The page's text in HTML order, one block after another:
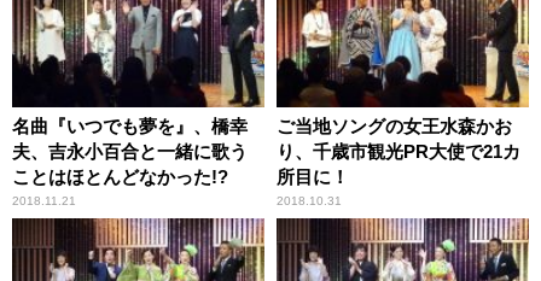
名曲『いつでも夢を』、橋幸
夫、吉永小百合と一緒に歌う
ことはほとんどなかった!?
2018.11.21
ご当地ソングの女王水森かお
り、千歳市観光PR大使で21カ
所目に！
2018.10.31